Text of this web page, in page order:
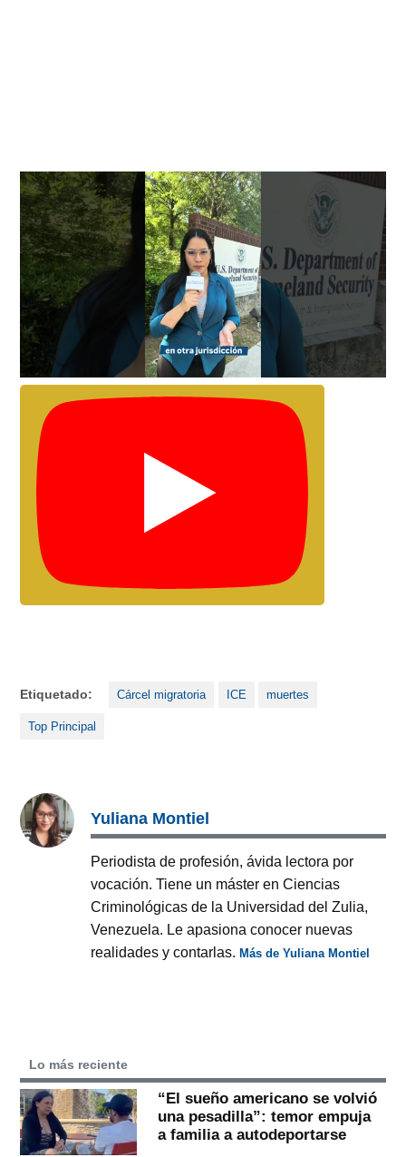
Etiquetado: Cárcel migratoria ICE muertes
Top Principal
Yuliana Montiel
Periodista de profesión, ávida lectora por
vocación. Tiene un máster en Ciencias
Criminológicas de la Universidad del Zulia,
Venezuela. Le apasiona conocer nuevas
realidades y contarlas.Más de Yuliana Montiel
Lo más reciente
“El sueño americano se volvió
una pesadilla”: temor empuja
a familia a autodeportarse